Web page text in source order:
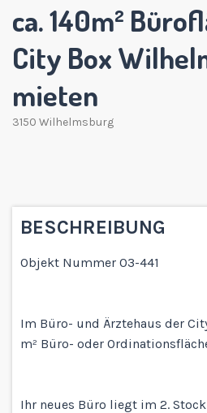
ca. 140m²
City Box
mieten
3150 Wilhelmsburg
BESCHREIBUNG
Objekt Nummer 03-441
Im Büro- und Ärztehaus der
m² Büro- oder
Ihr neues Büro liegt im 2.